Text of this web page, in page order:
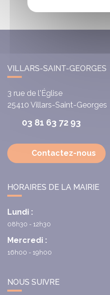
VILLARS-SAINT-GEORGES
3 rue de l'Église
25410 Villars-Saint-Georges
03 81 63 72 93
Contactez-nous
HORAIRES DE LA MAIRIE
Lundi :
08h30 - 12h30
Mercredi :
16h00 - 19h00
NOUS SUIVRE